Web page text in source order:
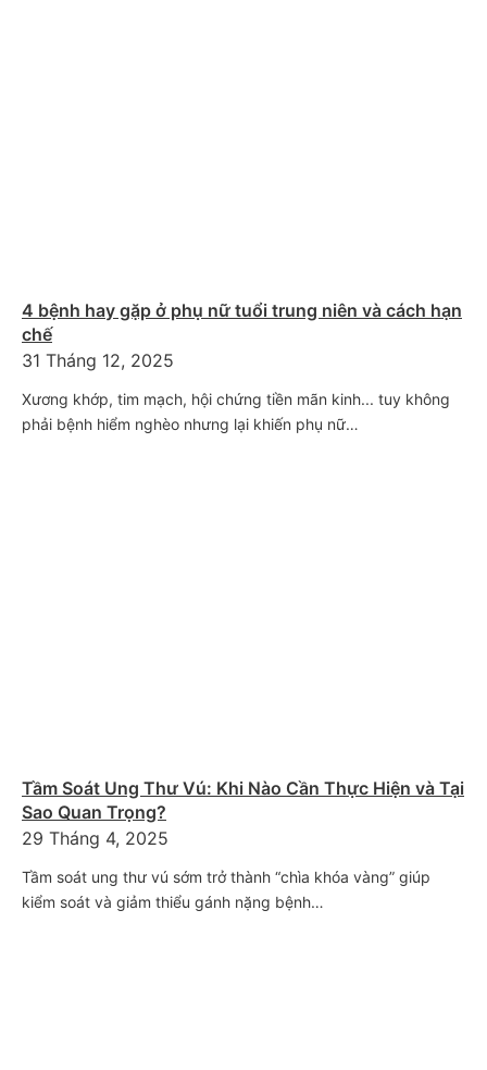
4 bệnh hay gặp ở phụ nữ tuổi trung niên và cách hạn
chế
31 Tháng 12, 2025
Xương khớp, tim mạch, hội chứng tiền mãn kinh... tuy không
phải bệnh hiểm nghèo nhưng lại khiến phụ nữ…
Tầm Soát Ung Thư Vú: Khi Nào Cần Thực Hiện và Tại
Sao Quan Trọng?
29 Tháng 4, 2025
Tầm soát ung thư vú sớm trở thành “chìa khóa vàng” giúp
kiểm soát và giảm thiểu gánh nặng bệnh…